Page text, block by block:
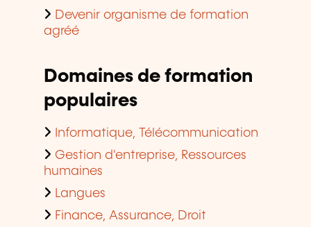
Devenir organisme de formation
agréé
Domaines de formation
populaires
Informatique, Télécommunication
Gestion d'entreprise, Ressources
humaines
Langues
Finance, Assurance, Droit